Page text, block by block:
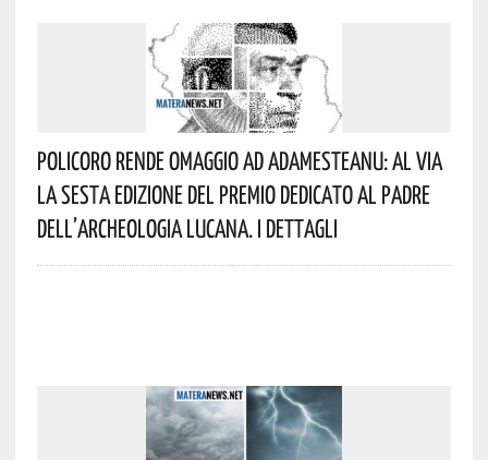
Policoro Rende Omaggio Ad Adamesteanu: Al Via
La Sesta Edizione Del Premio Dedicato Al Padre
Dell’archeologia Lucana. I Dettagli